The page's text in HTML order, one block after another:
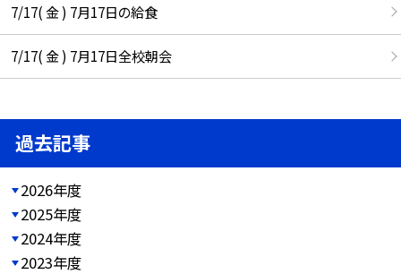
7/17( 金 ) 7月17日の給食
7/17( 金 ) 7月17日全校朝会
過去記事
2026年度
2025年度
2024年度
2023年度